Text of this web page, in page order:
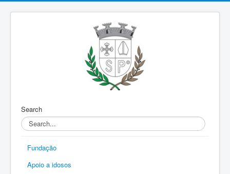
Search
Fundação
Apoio a idosos